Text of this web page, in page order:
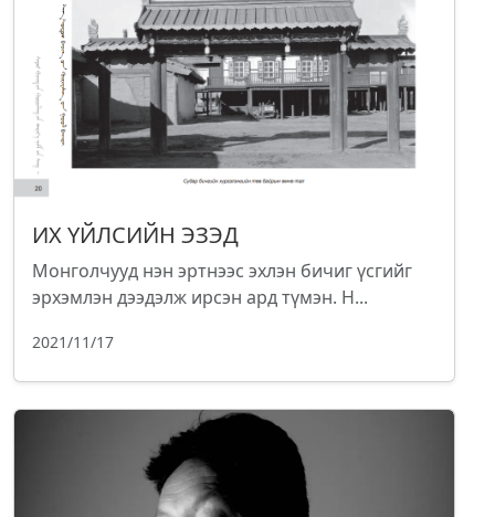
ИХ ҮЙЛСИЙН ЭЗЭД
Монголчууд нэн эртнээс эхлэн бичиг үсгийг
эрхэмлэн дээдэлж ирсэн ард түмэн. Н...
2021/11/17